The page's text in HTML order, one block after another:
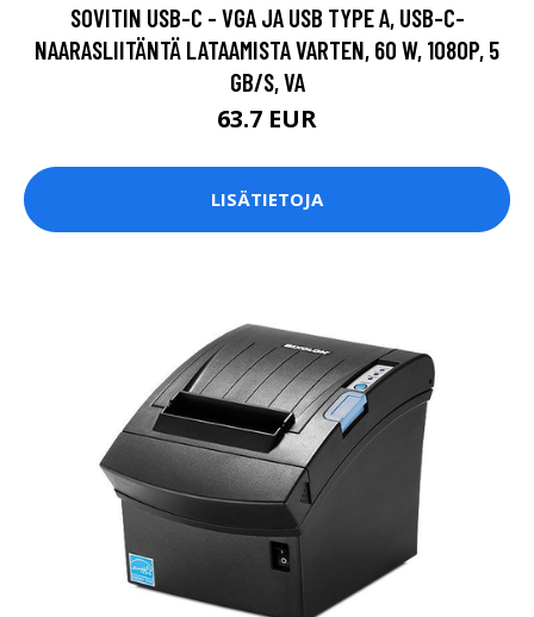
SOVITIN USB-C - VGA JA USB TYPE A, USB-C-
NAARASLIITÄNTÄ LATAAMISTA VARTEN, 60 W, 1080P, 5
GB/S, VA
63.7 EUR
LISÄTIETOJA